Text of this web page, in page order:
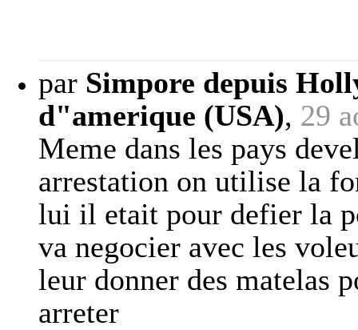
par Simpore depuis
d"amerique (USA), 29
Meme dans les pays
arrestation on utilise la
lui il etait pour defier la
va negocier avec les
leur donner des matelas
arreter